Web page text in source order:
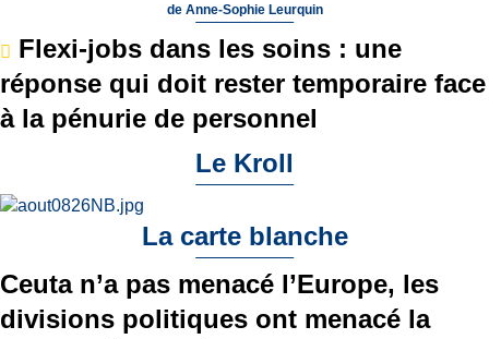
de Anne-Sophie Leurquin
Flexi-jobs dans les soins : une
réponse qui doit rester temporaire face
à la pénurie de personnel
Le Kroll
La carte blanche
Ceuta n’a pas menacé l’Europe, les
divisions politiques ont menacé la